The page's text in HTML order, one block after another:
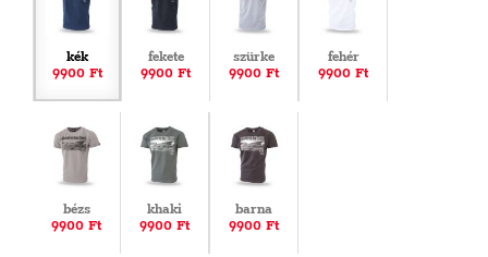
kék
9900 Ft
fekete
9900 Ft
szürke
9900 Ft
fehér
9900 Ft
bézs
9900 Ft
khaki
9900 Ft
barna
9900 Ft